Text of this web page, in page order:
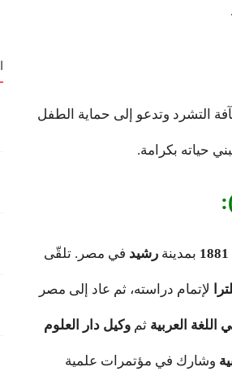
التشرد وتدعو إلى حماية الطفل
حياته بكرامة.
1881 بمدينة رشيد في مصر. تلقّى
لإتمام دراسته، ثم عاد إلى مصر
اللغة العربية ثم وكيل دار العلوم
وشارك في مؤتمرات علمية